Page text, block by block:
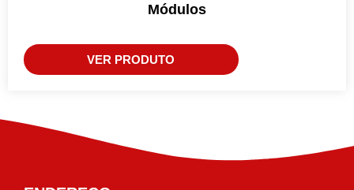
Módulos
VER PRODUTO